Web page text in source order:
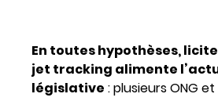
En toutes hypothèses,
jet tracking alimente
législative : plusieurs ONG et